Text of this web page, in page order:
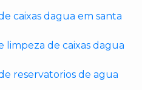
caixas dagua em santa
limpeza de caixas dagua
reservatorios de agua